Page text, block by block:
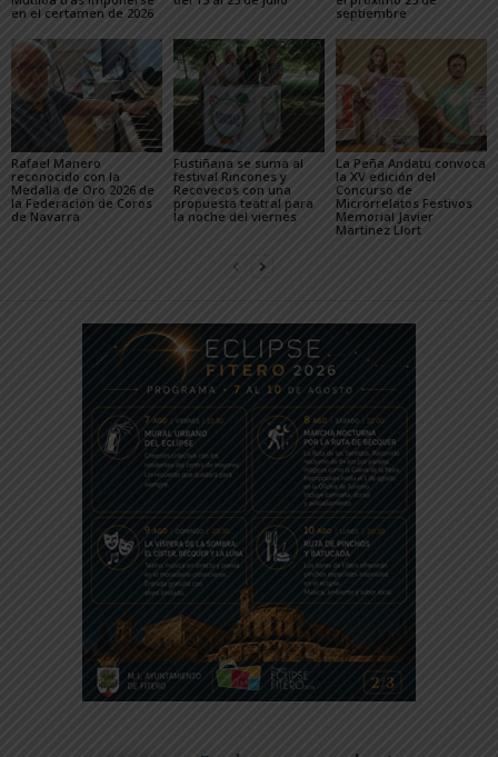
en el certamen de 2026
septiembre
Rafael Manero
reconocido con la
Medalla de Oro 2026 de
la Federación de Coros
de Navarra
Fustiñana se suma al
festival Rincones y
Recovecos con una
propuesta teatral para
la noche del viernes
La Peña Andatu convoca
la XV edición del
Concurso de
Microrrelatos Festivos
Memorial Javier
Martínez Llort